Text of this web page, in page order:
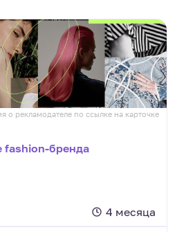
о рекламодателе по ссылке на карточке
fashion-бренда
4 месяца